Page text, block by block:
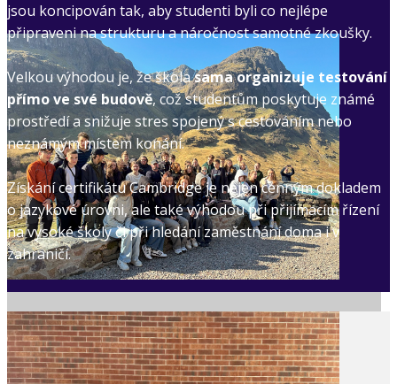
jsou koncipován tak, aby studenti byli co nejlépe
připraveni na strukturu a náročnost samotné zkoušky.
Velkou výhodou je, že školasama organizuje testování
přímo ve své budově, což studentům poskytuje známé
prostředí a snižuje stres spojený s cestováním nebo
neznámým místem konání.
Získání certifikátu Cambridge je nejen cenným dokladem
o jazykové úrovni, ale také výhodou při přijímacím řízení
na vysoké školy či při hledání zaměstnání doma i v
zahraničí.